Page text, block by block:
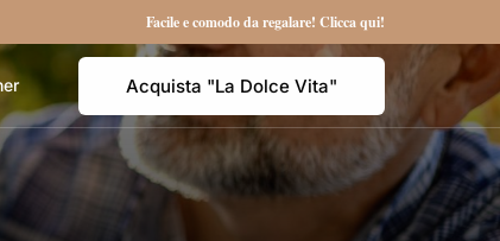
Facile e comodo da regalare! Clicca qui!
Acquista "La Dolce Vita"